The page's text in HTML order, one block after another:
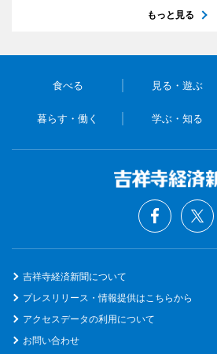
もっと見る
食べる 見る・遊ぶ
暮らす・働く 学ぶ・知る
吉祥寺経済新聞について
プレスリリース・情報提供はこちらから
アクセスデータの利用について
お問い合わせ